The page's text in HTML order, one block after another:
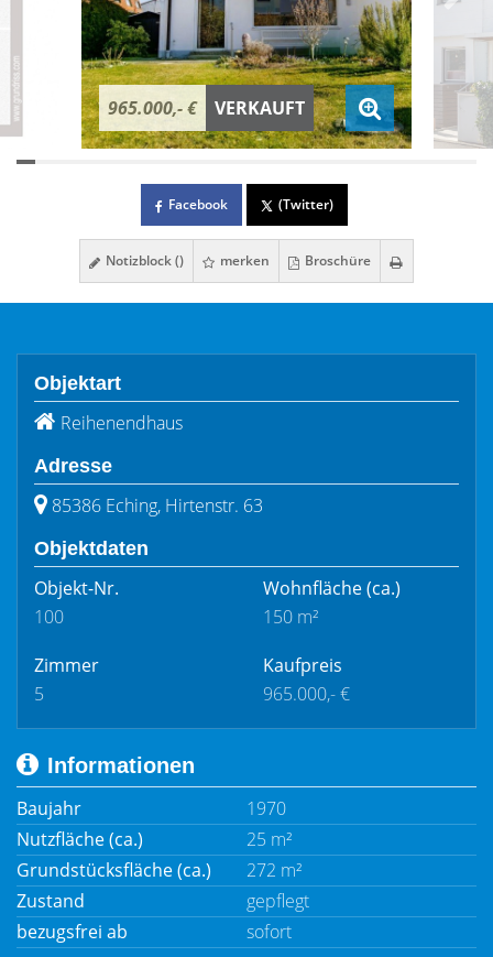
965.000,- € VERKAUFT
Facebook (Twitter)
Notizblock () merken Broschüre
Objektart
Reihenendhaus
Adresse
85386 Eching, Hirtenstr. 63
Objektdaten
Objekt-Nr.
100
Wohnfläche(ca.)
150 m²
Zimmer
5
Kaufpreis
965.000,- €
Informationen
Baujahr
1970
Nutzfläche (ca.)
25 m²
Grundstücksfläche (ca.)
272 m²
Zustand
gepflegt
bezugsfrei ab
sofort